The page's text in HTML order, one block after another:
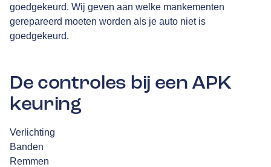
goedgekeurd. Wij geven aan welke mankementen
gerepareerd moeten worden als je auto niet is
goedgekeurd.
De controles bij een APK
keuring
Verlichting
Banden
Remmen